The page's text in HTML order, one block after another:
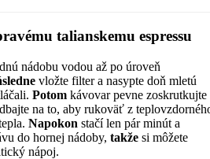
talianskemu espressu
nádobu vodou až po úroveň
vložte filter a nasypte doň mletú
Potom kávovar pevne zoskrutkujte
dbajte na to, aby rukoväť z
Napokon stačí len pár minút a
do hornej nádoby, takže si môžete
nápoj.